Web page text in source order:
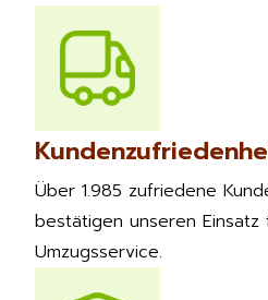
Über 1.985 zufriedene
bestätigen unseren Einsatz
Umzugsservice.